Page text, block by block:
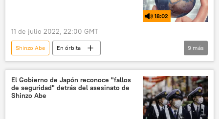
18:02
11 de julio 2022, 22:00 GMT
Shinzo Abe
En órbita
Confederación de Nacionalidades Indígenas de Ecuador (Conaie)
📰 Paro Nacional en Ecuador (2022)
Ecuador
Asesinato de Shinzo Abe
Japón
9 más
El Gobierno de Japón reconoce "fallos
de seguridad" detrás del asesinato de
Shinzo Abe